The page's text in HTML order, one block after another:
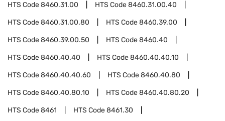
HTS Code8460.31.00 HTS Code8460.31.00.40
HTS Code8460.31.00.80 HTS Code8460.39.00
HTS Code8460.39.00.50 HTS Code8460.40
HTS Code8460.40.40 HTS Code8460.40.40.10
HTS Code8460.40.40.60 HTS Code8460.40.80
HTS Code8460.40.80.10 HTS Code8460.40.80.20
HTS Code8461 HTS Code8461.30